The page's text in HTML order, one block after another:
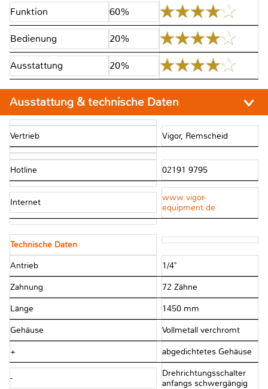
Funktion 60%
Bedienung 20%
Ausstattung 20%
Ausstattung & technische Daten
Vertrieb Vigor, Remscheid
Hotline 02191 9795
Internet
www.vigor-
equipment.de
Technische Daten
Antrieb 1/4"
Zahnung 72 Zähne
Länge 1450 mm
Gehäuse Vollmetall verchromt
+ abgedichtetes Gehäuse
-
Drehrichtungsschalter
anfangs schwergängig